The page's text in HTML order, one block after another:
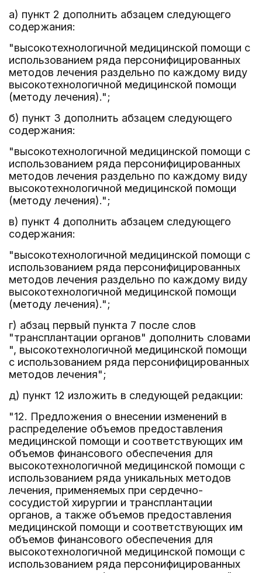
а) пункт 2 дополнить абзацем следующего
содержания:
"высокотехнологичной медицинской помощи с
использованием ряда персонифицированных
методов лечения раздельно по каждому виду
высокотехнологичной медицинской помощи
(методу лечения).";
б) пункт 3 дополнить абзацем следующего
содержания:
"высокотехнологичной медицинской помощи с
использованием ряда персонифицированных
методов лечения раздельно по каждому виду
высокотехнологичной медицинской помощи
(методу лечения).";
в) пункт 4 дополнить абзацем следующего
содержания:
"высокотехнологичной медицинской помощи с
использованием ряда персонифицированных
методов лечения раздельно по каждому виду
высокотехнологичной медицинской помощи
(методу лечения).";
г) абзац первый пункта 7 после слов
"трансплантации органов" дополнить словами
", высокотехнологичной медицинской помощи
с использованием ряда персонифицированных
методов лечения";
д) пункт 12 изложить в следующей редакции:
"12. Предложения о внесении изменений в
распределение объемов предоставления
медицинской помощи и соответствующих им
объемов финансового обеспечения для
высокотехнологичной медицинской помощи с
использованием ряда уникальных методов
лечения, применяемых при сердечно-
сосудистой хирургии и трансплантации
органов, а также объемов предоставления
медицинской помощи и соответствующих им
объемов финансового обеспечения для
высокотехнологичной медицинской помощи с
использованием ряда персонифицированных